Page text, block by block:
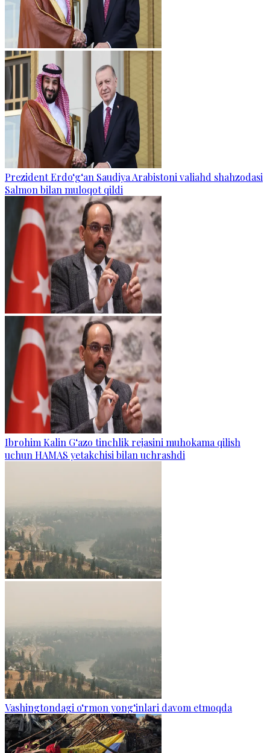
Prezident Erdo‘g‘an Saudiya Arabistoni valiahd shahzodasi
Salmon bilan muloqot qildi
Ibrohim Kalin G‘azo tinchlik rejasini muhokama qilish
uchun HAMAS yetakchisi bilan uchrashdi
Vashingtondagi o‘rmon yong‘inlari davom etmoqda